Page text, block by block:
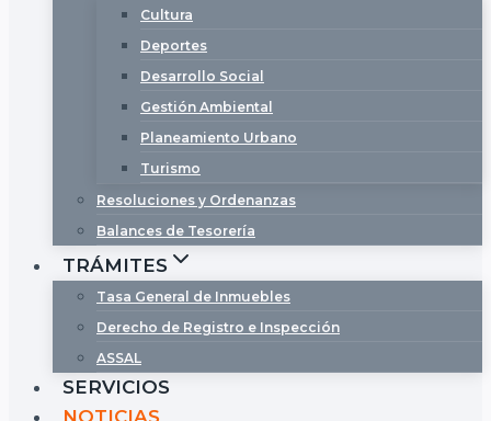
Cultura
Deportes
Desarrollo Social
Gestión Ambiental
Planeamiento Urbano
Turismo
Resoluciones y Ordenanzas
Balances de Tesorería
TRÁMITES
Tasa General de Inmuebles
Derecho de Registro e Inspección
ASSAL
SERVICIOS
NOTICIAS